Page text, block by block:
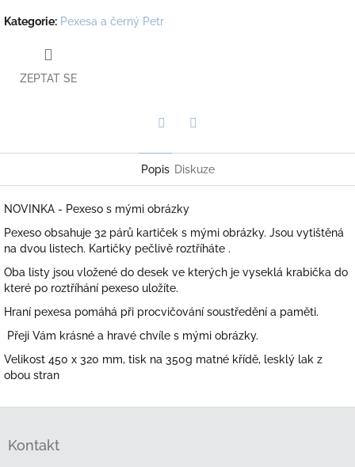
Kategorie: Pexesa a černý Petr
ZEPTAT SE
Popis Diskuze
NOVINKA - Pexeso s mými obrázky
Pexeso obsahuje 32 párů kartiček s mými obrázky. Jsou vytištěná
na dvou listech. Kartičky pečlivě roztříháte .
Oba listy jsou vložené do desek ve kterých je vyseklá krabička do
které po roztříhání pexeso uložíte.
Hraní pexesa pomáhá při procvičování soustředění a paměti.
Přeji Vám krásné a hravé chvíle s mými obrázky.
Velikost 450 x 320 mm, tisk na 350g matné křídě, lesklý lak z
obou stran
Kontakt